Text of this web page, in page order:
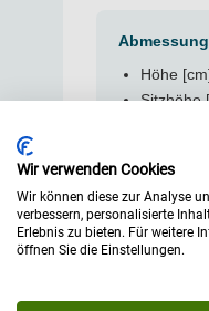
Höhe
Sitzhöhe
Allgemein
Polster
Wir verwenden Cookies
Wir können diese zur Analyse
verbessern, personalisierte
Erlebnis zu bieten. Für weitere
öffnen Sie die Einstellungen.